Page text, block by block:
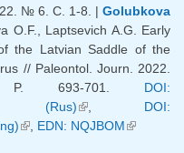
№ 6. С. 1-8. | Golubkova
O.F., Laptsevich A.G. Early
the Latvian Saddle of the
// Paleontol. Journ. 2022.
693-701. DOI:
(Rus)(link is external)
DOI:
(link is external)
EDN: NQJBOM(link is